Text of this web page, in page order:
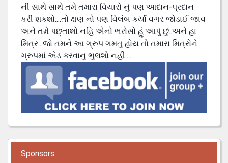
ની સાથે સાથે તમે તમારા વિચારો નું પણ આદાન-પ્રદાન
કરી શકશો....તો ક્ષણ નો પણ વિલંબ કર્યા વગર જોડાઈ જાવ
અને તમે પછ્તાશો નહિ એનો ભરોસો હું આપું છું..અને હા
મિત્ર...જો તમને આ ગ્રુપ ગમતુ હોય તો તમારા મિત્રોને
ગ્રુપમાં એડ કરવાનુ ભુલશો નહી....
Sponsors